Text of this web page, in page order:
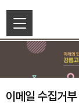
메
이메일 수집거부